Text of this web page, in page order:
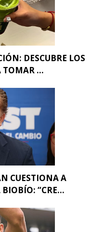
DESCUBRE LOS
TOMAR ...
CUESTIONA A
“CRE...